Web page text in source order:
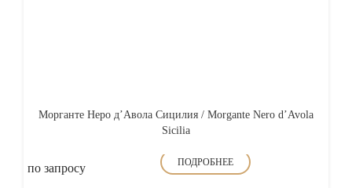
Морганте Неро д’Авола Сицилия / Morgante Nero d’Avola
Sicilia
по запросу ПОДРОБНЕЕ